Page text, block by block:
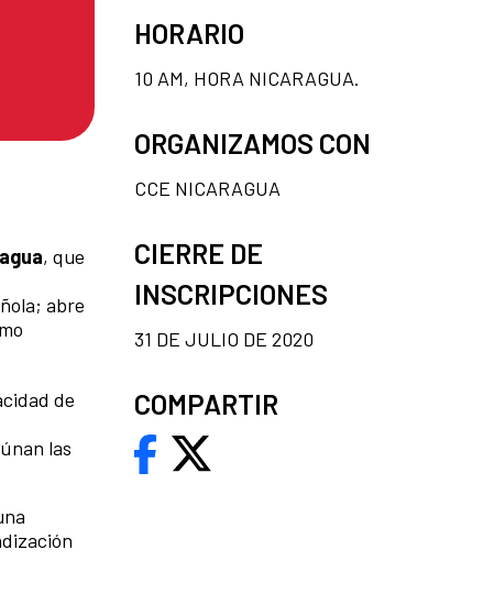
, que
abre
de
las
HORARIO
10 AM, HORA NICARAGUA.
ORGANIZAMOS CON
CCE NICARAGUA
CIERRE DE
INSCRIPCIONES
31 DE JULIO DE 2020
COMPARTIR